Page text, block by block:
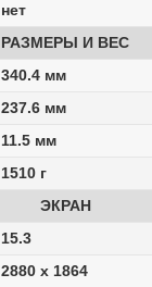
нет
РАЗМЕРЫ И ВЕС
340.4 мм
237.6 мм
11.5 мм
1510 г
ЭКРАН
15.3
2880 x 1864